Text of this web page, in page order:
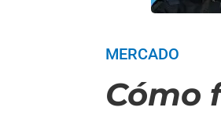
MERCADO
Cómo